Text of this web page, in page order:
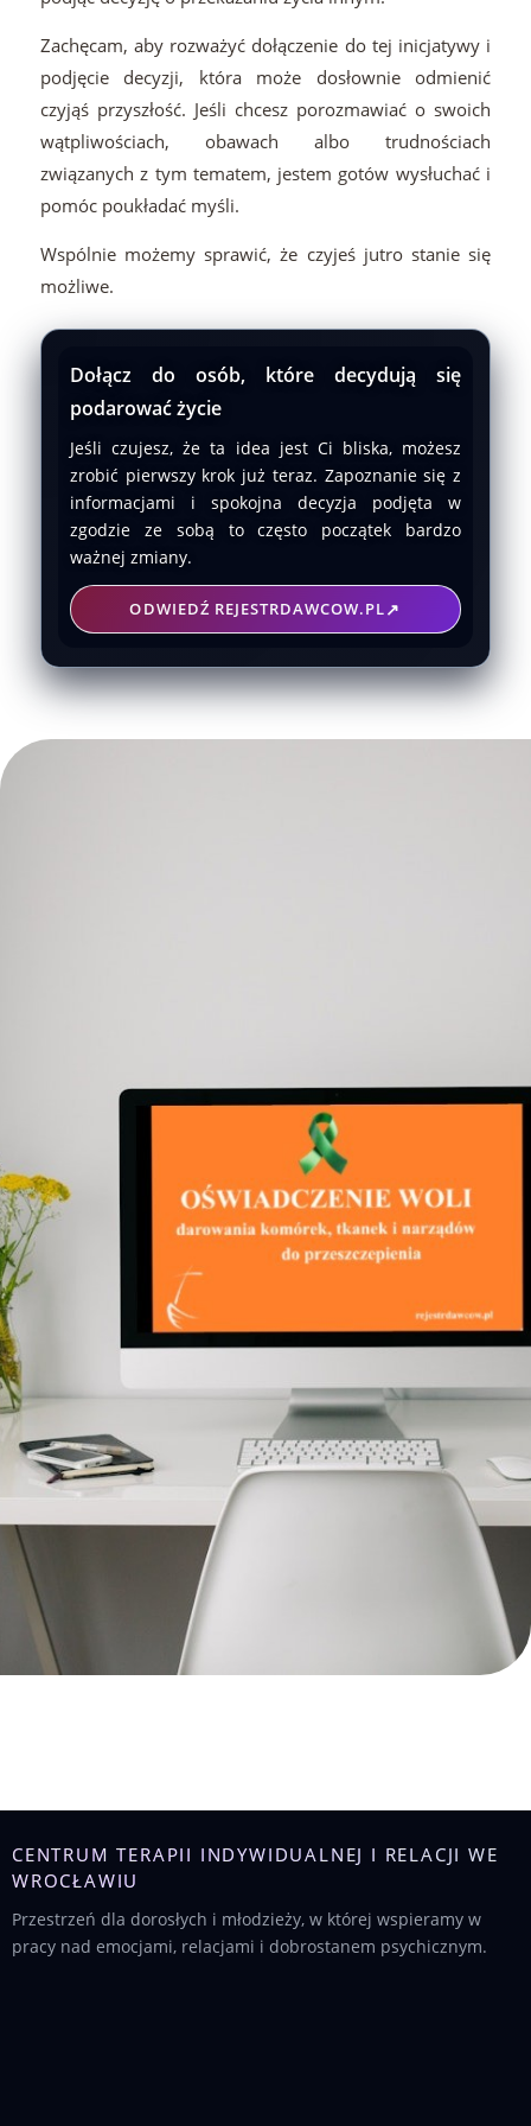
Zachęcam, aby rozważyć dołączenie do tej inicjatywy i
podjęcie decyzji, która może dosłownie odmienić
czyjąś przyszłość. Jeśli chcesz porozmawiać o swoich
wątpliwościach, obawach albo trudnościach
związanych z tym tematem, jestem gotów wysłuchać i
pomóc poukładać myśli.
Wspólnie możemy sprawić, że czyjeś jutro stanie się
możliwe.
Dołącz do osób, które decydują się
podarować życie
Jeśli czujesz, że ta idea jest Ci bliska, możesz
zrobić pierwszy krok już teraz. Zapoznanie się z
informacjami i spokojna decyzja podjęta w
zgodzie ze sobą to często początek bardzo
ważnej zmiany.
ODWIEDŹ REJESTRDAWCOW.PL↗
CENTRUM TERAPII INDYWIDUALNEJ I RELACJI WE
WROCŁAWIU
Przestrzeń dla dorosłych i młodzieży, w której wspieramy w
pracy nad emocjami, relacjami i dobrostanem psychicznym.